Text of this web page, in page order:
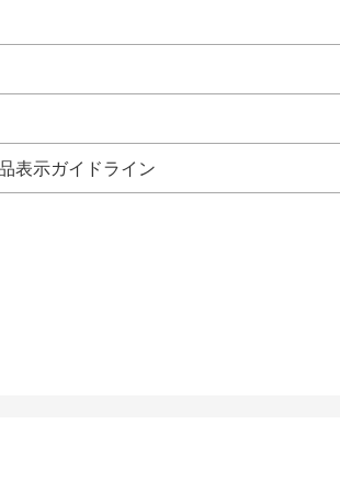
示ガイドライン